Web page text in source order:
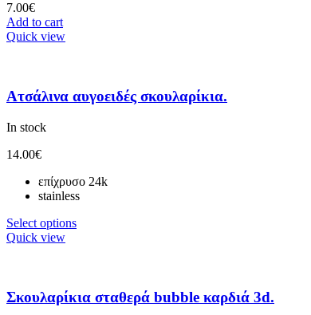
7.00€
Add to cart
Quick view
Ατσάλινα αυγοειδές σκουλαρίκια.
In stock
14.00€
επίχρυσο 24k
stainless
Select options
Quick view
Σκουλαρίκια σταθερά bubble καρδιά 3d.